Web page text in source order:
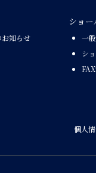
知らせ
ショ
一
シ
個人